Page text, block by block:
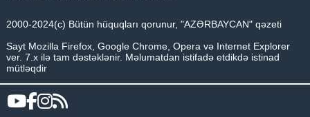
2000-2024(c) Bütün hüquqları qorunur, "AZƏRBAYCAN" qəzeti
Sayt Mozilla Firefox, Google Chrome, Opera və Internet Explorer
ver. 7.x ilə tam dəstəklənir. Məlumatdan istifadə etdikdə istinad
mütləqdir